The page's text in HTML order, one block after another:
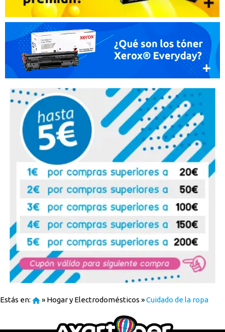
Estás en: » Hogar y Electrodomésticos »Cuidado de la ropa